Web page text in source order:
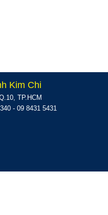
Kim Chi
TP.HCM
- 09 8431 5431